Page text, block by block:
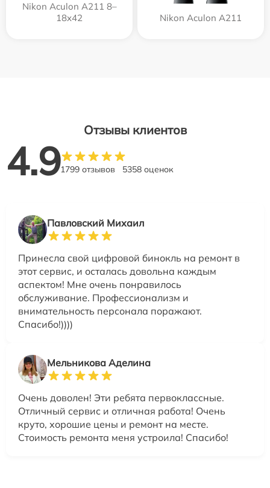
Nikon Aculon A211 8–
18x42
Nikon Aculon A211
Отзывы клиентов
4.91799 отзывов 5358 оценок
Павловский Михаил
Принесла свой цифровой бинокль на ремонт в
этот сервис, и осталась довольна каждым
аспектом! Мне очень понравилось
обслуживание. Профессионализм и
внимательность персонала поражают.
Спасибо!))))
Мельникова Аделина
Очень доволен! Эти ребята первоклассные.
Отличный сервис и отличная работа! Очень
круто, хорошие цены и ремонт на месте.
Стоимость ремонта меня устроила! Спасибо!